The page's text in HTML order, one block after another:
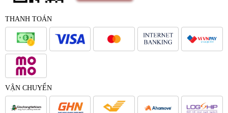
THANH TOÁN
VẬN CHUYỂN